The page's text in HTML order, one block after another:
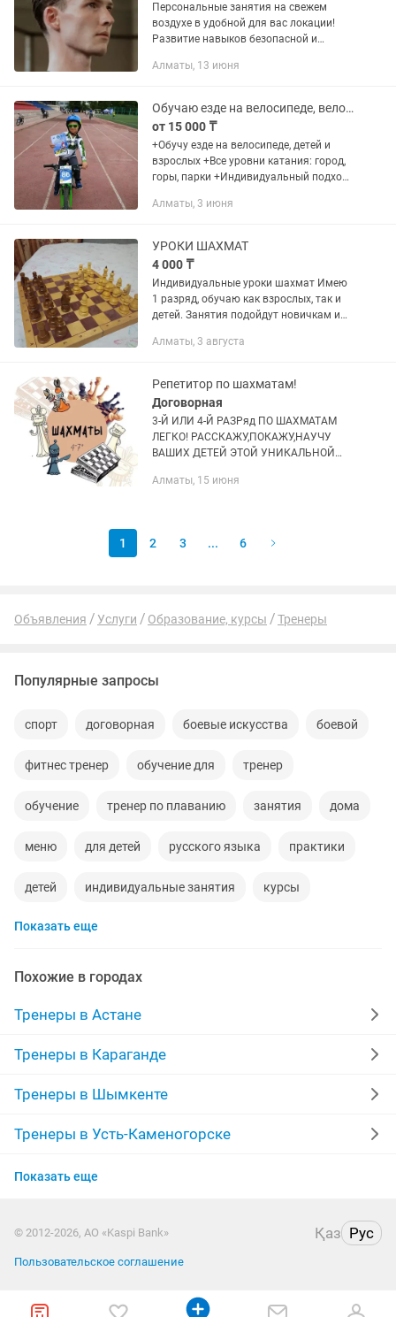
Персональные занятия на свежем
воздухе в удобной для вас локации!
Развитие навыков безопасной и
городских условиях с нуля и до про
Алматы, 13 июня
Обучаю езде на велосипеде, вело инструктор, персональный тренер
от 15 000 ₸
+Обучу езде на велосипеде, детей и
взрослых +Все уровни катания: город,
горы, парки +Индивидуальный подход
предоставляю велосипед, наколенники,
Алматы, 3 июня
УРОКИ ШАХМАТ
4 000 ₸
Индивидуальные уроки шахмат Имею
1 разряд, обучаю как взрослых, так и
детей. Занятия подойдут новичкам и
и сдать на шахматный разряд. 🧠 Что
Алматы, 3 августа
Репетитор по шахматам!
Договорная
3-Й ИЛИ 4-Й РАЗРяд ПО ШАХМАТАМ
ЛЕГКО! РАССКАЖУ,ПОКАЖУ,НАУЧУ
ВАШИХ ДЕТЕЙ ЭТОЙ УНИКАЛЬНОЙ
Мне 23 года и я люблю шахматы! Сам
Алматы, 15 июня
1 2 3 ... 6
Объявления Услуги Образование, курсы Тренеры
Популярные запросы
спорт договорная боевые искусства боевой
фитнес тренер обучение для тренер
обучение тренер по плаванию занятия дома
меню для детей русского языка практики
детей индивидуальные занятия курсы
онлайн работа
индивидуальные тренировки
велосипед учи теле
индивидуальные занятия для
шахматы обучаю тренер по спорту
для мужчин
Показать еще
Похожие в городах
Тренеры в Астане
Тренеры в Караганде
Тренеры в Шымкенте
Тренеры в Усть-Каменогорске
Тренеры в Актобе
Тренеры в Костанае
Показать еще
© 2012-2026, АО «Kaspi Bank» Қаз Рус
Пользовательское соглашение